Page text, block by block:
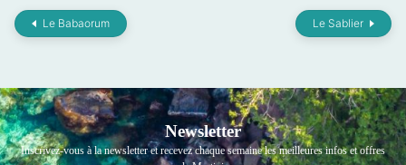
Le Babaorum Le Sablier
Newsletter
Inscrivez-vous à la newsletter et recevez chaque semaine les meilleures infos et offres